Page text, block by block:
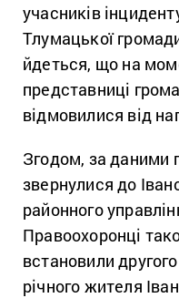
учасників
Тлумацької
йдеться, що на
представниці
відмовилися від
Згодом, за даними
звернулися до
районного
Правоохоронці
встановили
річного жителя